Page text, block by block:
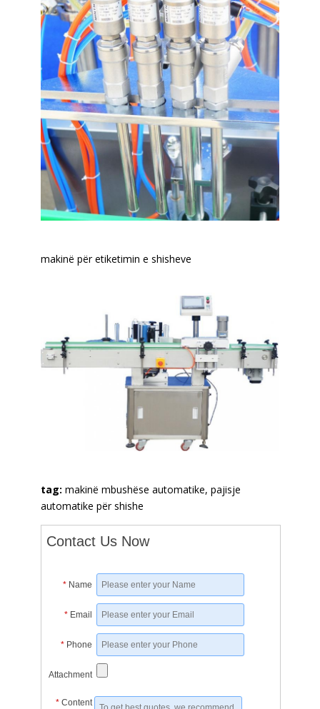
makinë për etiketimin e shisheve
tag: makinë mbushëse automatike, pajisje
automatike për shishe
Contact Us Now
* Name
* Email
* Phone
Attachment
* Content